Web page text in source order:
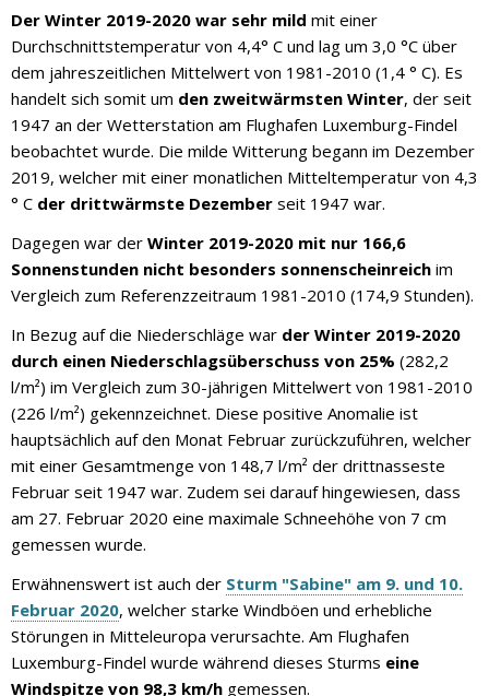
Der Winter 2019-2020 war sehr mild mit einer
Durchschnittstemperatur von 4,4° C und lag um 3,0 °C über
dem jahreszeitlichen Mittelwert von 1981-2010 (1,4 ° C). Es
handelt sich somit um den zweitwärmsten Winter, der seit
1947 an der Wetterstation am Flughafen Luxemburg-Findel
beobachtet wurde. Die milde Witterung begann im Dezember
2019, welcher mit einer monatlichen Mitteltemperatur von 4,3
° C der drittwärmste Dezember seit 1947 war.
Dagegen war der Winter 2019-2020 mit nur 166,6
Sonnenstunden nicht besonders sonnenscheinreich im
Vergleich zum Referenzzeitraum 1981-2010 (174,9 Stunden).
In Bezug auf die Niederschläge war der Winter 2019-2020
durch einen Niederschlagsüberschuss von 25% (282,2
l/m²) im Vergleich zum 30-jährigen Mittelwert von 1981-2010
(226 l/m²) gekennzeichnet. Diese positive Anomalie ist
hauptsächlich auf den Monat Februar zurückzuführen, welcher
mit einer Gesamtmenge von 148,7 l/m² der drittnasseste
Februar seit 1947 war. Zudem sei darauf hingewiesen, dass
am 27. Februar 2020 eine maximale Schneehöhe von 7 cm
gemessen wurde.
Erwähnenswert ist auch der Sturm "Sabine" am 9. und 10.
Februar 2020, welcher starke Windböen und erhebliche
Störungen in Mitteleuropa verursachte. Am Flughafen
Luxemburg-Findel wurde während dieses Sturms eine
Windspitze von 98,3 km/h gemessen.